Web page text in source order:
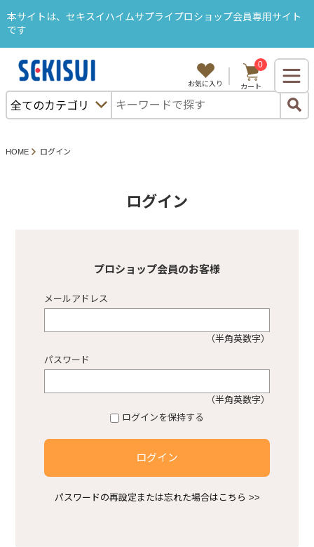
ようこそ、セキスハイムサプライB2Bサイトへ
ログイン 購入履歴
プロショップ塗料
本サイトは、セキスイハイムサプライプロショップ会員専用サイト
です
お気に入り
0
カート
HOME ログイン
ログイン
プロショップ会員のお客様
メールアドレス
（半角英数字）
パスワード
（半角英数字）
ログインを保持する
ログイン
パスワードの再設定または忘れた場合はこちら >>